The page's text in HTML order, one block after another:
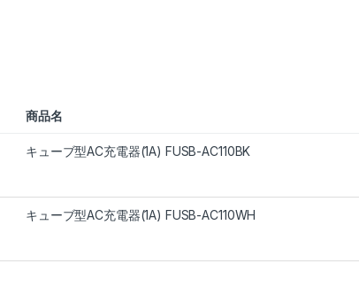
商品名
キューブ型AC充電器(1A) FUSB-AC110BK
キューブ型AC充電器(1A) FUSB-AC110WH